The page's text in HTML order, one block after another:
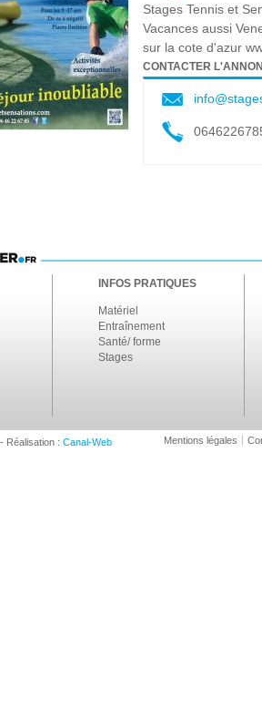
Stages Tennis et
Vacances aussi
sur la cote d'azur
CONTACTER
INFOS PRATIQUES
Matériel
Entraînement
Santé/ forme
Stages
Réalisation : Canal-Web Mentions légales